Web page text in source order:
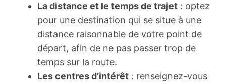
La distance et le temps de trajet : optez
pour une destination qui se situe à une
distance raisonnable de votre point de
départ, afin de ne pas passer trop de
temps sur la route.
Les centres d’intérêt : renseignez-vous